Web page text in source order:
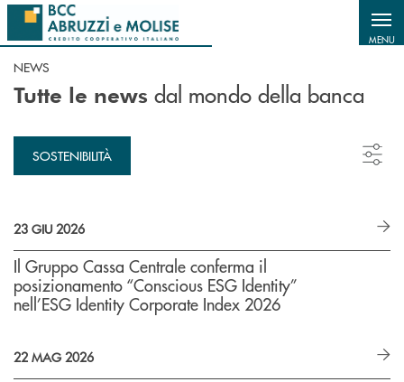
Salta al contenuto principale
MENU
NEWS
Tutte le news dal mondo della banca
SOSTENIBILITÀ
23 GIU 2026
Il Gruppo Cassa Centrale conferma il
posizionamento “Conscious ESG Identity”
nell’ESG Identity Corporate Index 2026
22 MAG 2026